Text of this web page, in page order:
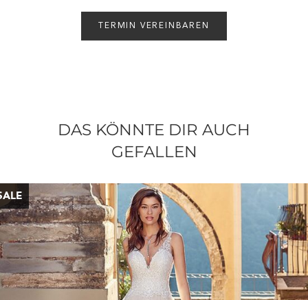
TERMIN VEREINBAREN
DAS KÖNNTE DIR AUCH
GEFALLEN